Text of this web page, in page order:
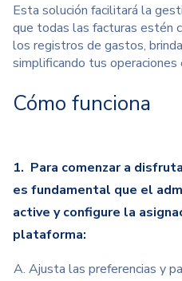
Esta solución facilitará la
que todas las facturas estén
los registros de gastos,
simplificando tus operaciones
Cómo funciona
1. Para comenzar a
es fundamental que el
active y configure la
plataforma:
Ajusta las preferencias y